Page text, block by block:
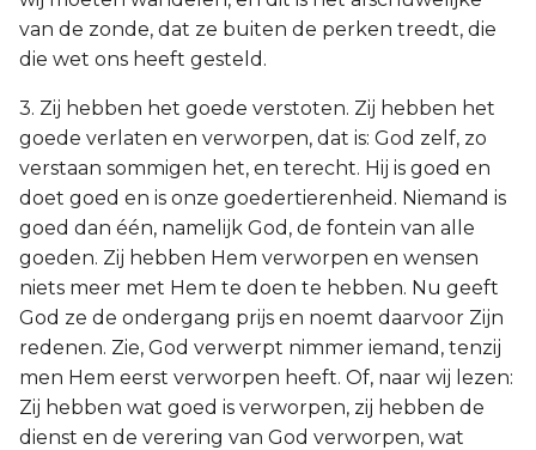
van de zonde, dat ze buiten de perken treedt, die
die wet ons heeft gesteld.
3. Zij hebben het goede verstoten. Zij hebben het
goede verlaten en verworpen, dat is: God zelf, zo
verstaan sommigen het, en terecht. Hij is goed en
doet goed en is onze goedertierenheid. Niemand is
goed dan één, namelijk God, de fontein van alle
goeden. Zij hebben Hem verworpen en wensen
niets meer met Hem te doen te hebben. Nu geeft
God ze de ondergang prijs en noemt daarvoor Zijn
redenen. Zie, God verwerpt nimmer iemand, tenzij
men Hem eerst verworpen heeft. Of, naar wij lezen:
Zij hebben wat goed is verworpen, zij hebben de
dienst en de verering van God verworpen, wat